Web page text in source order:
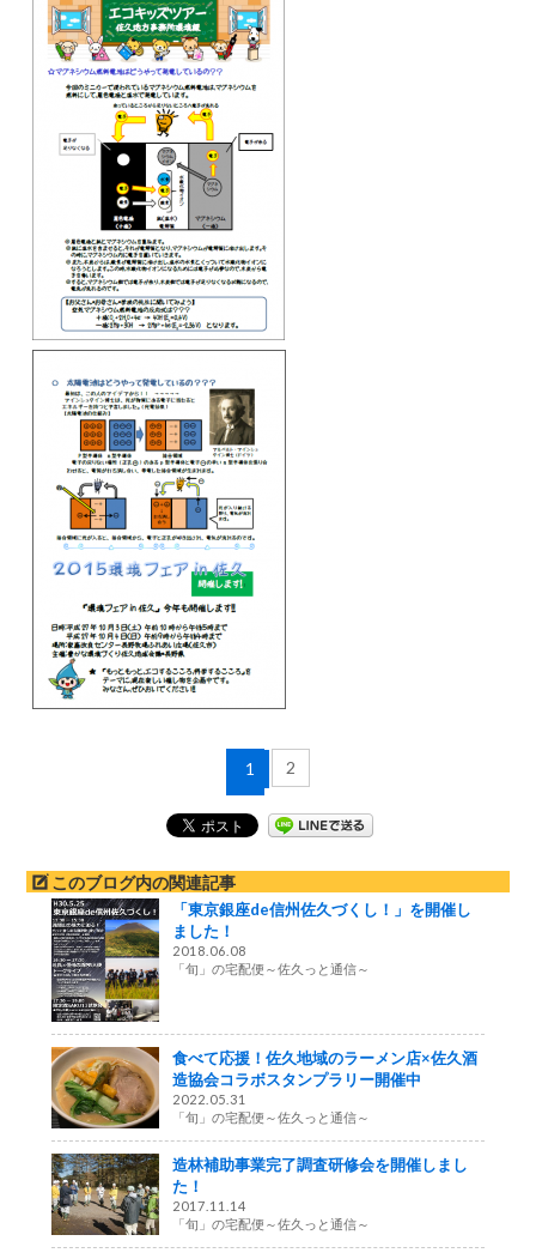
1 2
このブログ内の関連記事
「東京銀座de信州佐久づくし！」を開催し
ました！
2018.06.08
「旬」の宅配便～佐久っと通信～
食べて応援！佐久地域のラーメン店×佐久酒
造協会コラボスタンプラリー開催中
2022.05.31
「旬」の宅配便～佐久っと通信～
造林補助事業完了調査研修会を開催しまし
た！
2017.11.14
「旬」の宅配便～佐久っと通信～